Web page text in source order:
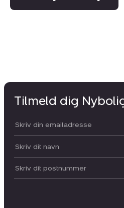
Tilmeld dig
Din email:
Dit navn:
Postnummer